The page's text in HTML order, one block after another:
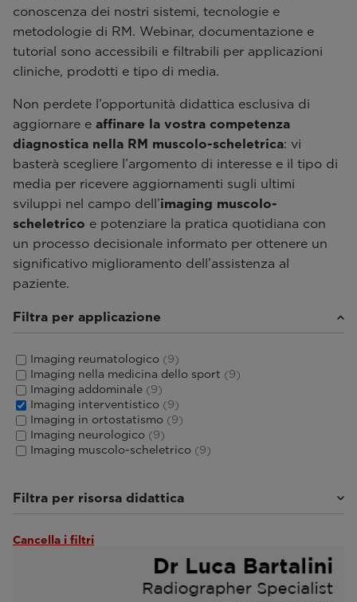
conoscenza dei nostri sistemi, tecnologie e
metodologie di RM. Webinar, documentazione e
tutorial sono accessibili e filtrabili per applicazioni
cliniche, prodotti e tipo di media.
Non perdete l’opportunità didattica esclusiva di
aggiornare e affinare la vostra competenza
diagnostica nella RM muscolo-scheletrica: vi
basterà scegliere l’argomento di interesse e il tipo di
media per ricevere aggiornamenti sugli ultimi
sviluppi nel campo dell’imaging muscolo-
scheletrico e potenziare la pratica quotidiana con
un processo decisionale informato per ottenere un
significativo miglioramento dell’assistenza al
paziente.
Filtra per applicazione
Imaging reumatologico (9)
Imaging nella medicina dello sport (9)
Imaging addominale (9)
Imaging interventistico (9)
Imaging in ortostatismo (9)
Imaging neurologico (9)
Imaging muscolo-scheletrico (9)
Filtra per risorsa didattica
Tutorial e Manuali utente
Cancella i filtri